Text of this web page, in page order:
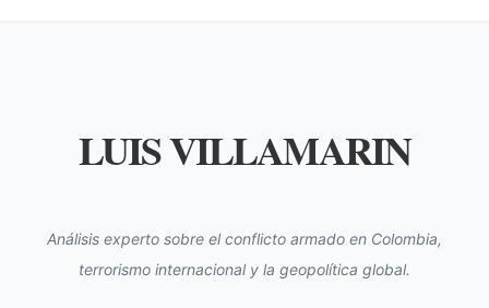
LUIS VILLAMARIN
Análisis experto sobre el conflicto armado en Colombia,
terrorismo internacional y la geopolítica global.